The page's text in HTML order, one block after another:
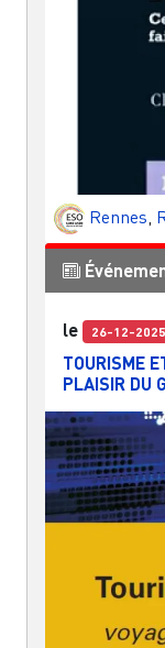
Rennes,
le 26-12-2025
TOURISME
PLAISIR DU